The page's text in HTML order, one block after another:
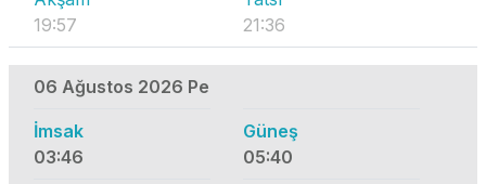
19:57
21:36
06 Ağustos 2026 Pe
İmsak
03:46
Güneş
05:40